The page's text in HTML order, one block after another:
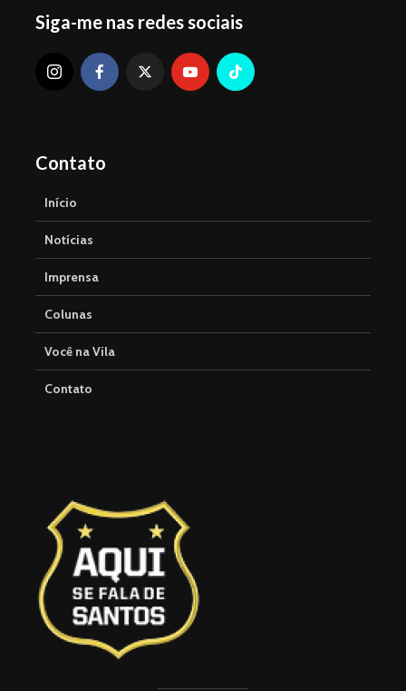
Siga-me nas redes sociais
Contato
Início
Notícias
Imprensa
Colunas
Você na Vila
Contato